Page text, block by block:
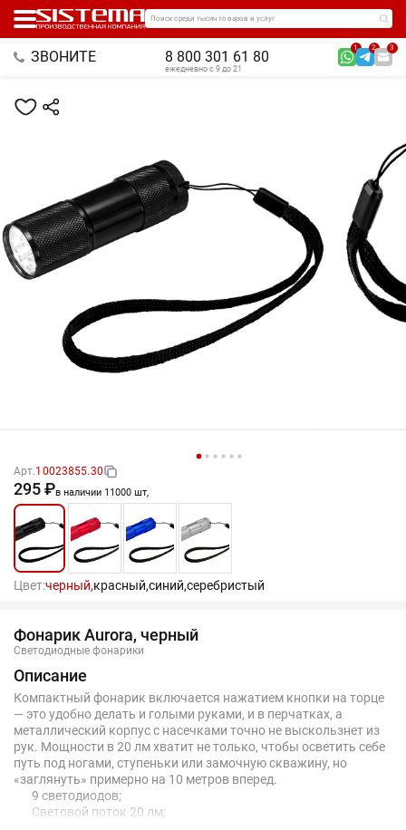
Поиск среди тысяч товаров и услуг
ЗВОНИТЕ 8 800 301 61 80
1 2 3
ежедневно с 9 до 21
Арт.10023855.30
295 ₽в наличии 11000 шт,
Цвет:черный,красный,синий,серебристый
Фонарик Aurora, черный
Светодиодные фонарики
Описание
Компактный фонарик включается нажатием кнопки на торце
— это удобно делать и голыми руками, и в перчатках, а
металлический корпус с насечками точно не выскользнет из
рук. Мощности в 20 лм хватит не только, чтобы осветить себе
путь под ногами, ступеньки или замочную скважину, но
«заглянуть» примерно на 10 метров вперед.
9 светодиодов;
Световой поток 20 лм;